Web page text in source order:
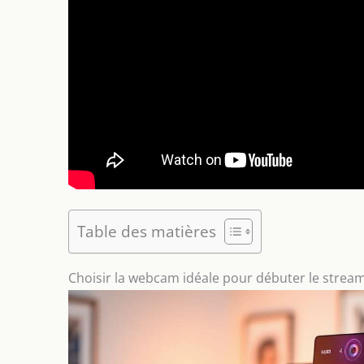
Table des matières
Choisir la webcam idéale pour débuter le